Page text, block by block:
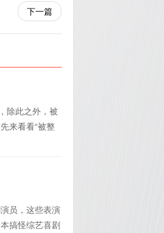
下一篇
除此之外，被
来看看“被整
员，这些表演
搞怪综艺喜剧